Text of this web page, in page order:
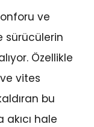
ve
sürücülerin
Özellikle
vites
bu
hale